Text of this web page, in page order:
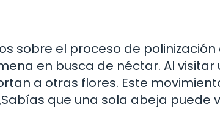
sobre el proceso de polinización
en busca de néctar. Al visitar
a otras flores. Este
que una sola abeja puede